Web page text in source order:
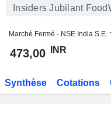
Insiders Jubilant
Marché Fermé - NSE India S.E.
473,00 INR
Synthèse Cotations